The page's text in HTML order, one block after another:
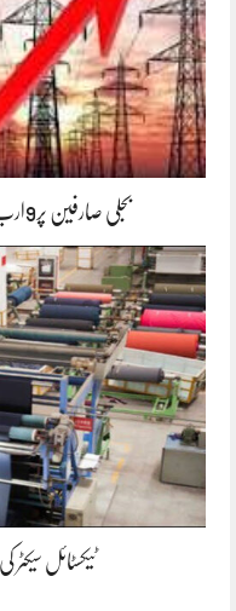
بجلی صارفین پر9ارب80کروڑ کا اضافی بوجھ ڈال دیا گیا
ٹیکسٹائل سیکٹر